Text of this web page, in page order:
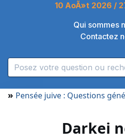
10 AoÃ»t 2026 /
Qui sommes
Contactez
» Pensée juive : Questions
Darkei